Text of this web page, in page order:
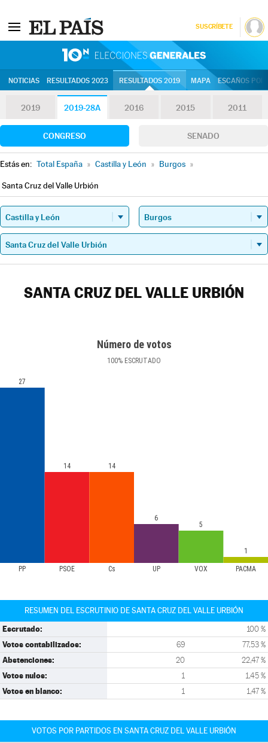
SUSCRÍBETE
NOTICIAS RESULTADOS 2023 RESULTADOS 2019 MAPA ESCAÑOS
2019 2019-28A 2016 2015 2011
CONGRESO SENADO
Estás en: Total España » Castilla y León » Burgos »
Santa Cruz del Valle Urbión
SANTA CRUZ DEL VALLE URBIÓN
Número de votos
100% ESCRUTADO
PP PSOE Cs UP VOX PACMA
27
14 14
6
5
1
RESUMEN DEL ESCRUTINIO DE SANTA CRUZ DEL VALLE URBIÓN
Escrutado: 100 %
Votos contabilizados: 69 77,53 %
Abstenciones: 20 22,47 %
Votos nulos: 1 1,45 %
Votos en blanco: 1 1,47 %
VOTOS POR PARTIDOS EN SANTA CRUZ DEL VALLE URBIÓN